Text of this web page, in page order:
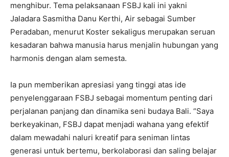
menghibur. Tema pelaksanaan FSBJ kali ini yakni
Jaladara Sasmitha Danu Kerthi, Air sebagai Sumber
Peradaban, menurut Koster sekaligus merupakan seruan
kesadaran bahwa manusia harus menjalin hubungan yang
harmonis dengan alam semesta.
Ia pun memberikan apresiasi yang tinggi atas ide
penyelenggaraan FSBJ sebagai momentum penting dari
perjalanan panjang dan dinamika seni budaya Bali. “Saya
berkeyakinan, FSBJ dapat menjadi wahana yang efektif
dalam mewadahi naluri kreatif para seniman lintas
generasi untuk bertemu, berkolaborasi dan saling belajar